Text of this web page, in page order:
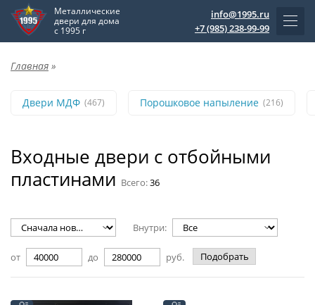
Металлические
двери для дома
с 1995 г
info@1995.ru
+7 (985) 238-99-99
Главная »
Двери МДФ (467) Порошковое напыление (216)
Входные двери с отбойными
пластинами Всего:36
Внутри:
от до руб. Подобрать